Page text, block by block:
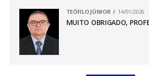
TEÓFILO JÚNIOR 14/01/2026
MUITO OBRIGADO,